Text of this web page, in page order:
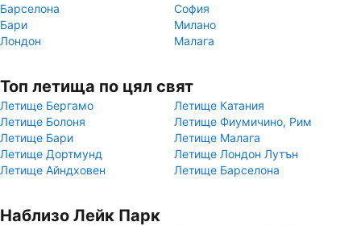
Барселона
София
Бари
Милано
Лондон
Малага
Топ летища по цял свят
Летище Бергамо
Летище Катания
Летище Болоня
Летище Фиумичино, Рим
Летище Бари
Летище Малага
Летище Дортмунд
Летище Лондон Лутън
Летище Айндховен
Летище Барселона
Наблизо Лейк Парк